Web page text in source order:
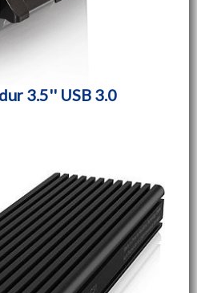
3.5'' USB 3.0